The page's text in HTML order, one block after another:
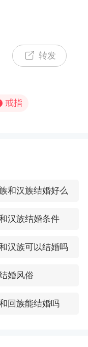
转发
戒指
和汉族结婚好么
汉族结婚条件
汉族可以结婚吗
婚风俗
回族能结婚吗